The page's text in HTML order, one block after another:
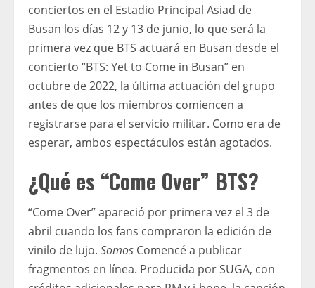
conciertos en el Estadio Principal Asiad de
Busan los días 12 y 13 de junio, lo que será la
primera vez que BTS actuará en Busan desde el
concierto “BTS: Yet to Come in Busan” en
octubre de 2022, la última actuación del grupo
antes de que los miembros comiencen a
registrarse para el servicio militar. Como era de
esperar, ambos espectáculos están agotados.
¿Qué es “Come Over” BTS?
“Come Over” apareció por primera vez el 3 de
abril cuando los fans compraron la edición de
vinilo de lujo. Somos Comencé a publicar
fragmentos en línea. Producida por SUGA, con